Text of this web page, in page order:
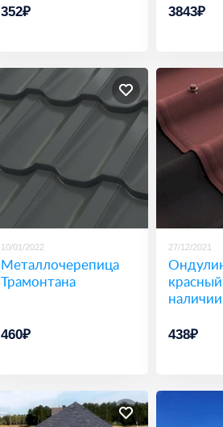
352₽ 3843₽
10/01/2022
Металлочерепица
Трамонтана
460₽
27/12/2021
наличии
438₽